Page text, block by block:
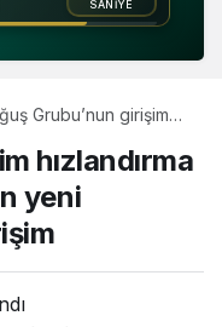
SANİYE
Grubu’nun girişim
UP’ın yeni
seçilen 3 girişim
hızlandırma
yeni